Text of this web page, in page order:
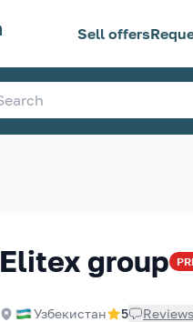
Sell offers
Elitex group
Узбекистан 5 Reviews